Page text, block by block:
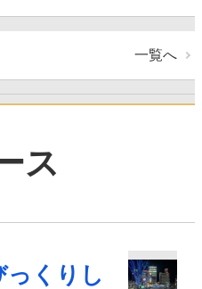
一覧へ
ス
っくりし